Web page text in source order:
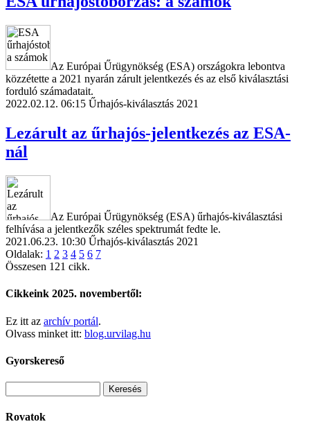
Az Európai Űrügynökség (ESA) országokra lebontva
közzétette a 2021 nyarán zárult jelentkezés és az első kiválasztási
forduló számadatait.
2022.02.12. 06:15 Űrhajós-kiválasztás 2021
Lezárult az űrhajós-jelentkezés az ESA-
nál
Az Európai Űrügynökség (ESA) űrhajós-kiválasztási
felhívása a jelentkezők széles spektrumát fedte le.
2021.06.23. 10:30 Űrhajós-kiválasztás 2021
Oldalak: 1 2 3 4 5 6 7
Összesen 121 cikk.
Cikkeink 2025. novembertől:
Ez itt az archív portál.
Olvass minket itt: blog.urvilag.hu
Gyorskereső
Rovatok